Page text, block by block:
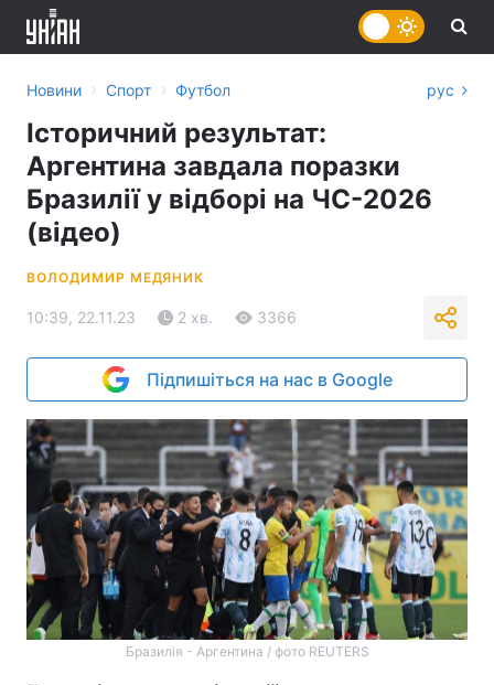
Новини › Спорт › Футбол рус
Історичний результат:
Аргентина завдала поразки
Бразилії у відборі на ЧС-2026
(відео)
ВОЛОДИМИР МЕДЯНИК
10:39, 22.11.23 2 хв. 3366
Підпишіться на нас в Google
Бразилія - Аргентина / фото REUTERS